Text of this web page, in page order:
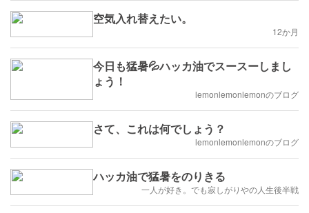
空気入れ替えたい。
12か月
今日も猛暑💦ハッカ油でスースーしまし
ょう！
lemonlemonlemonのブログ
さて、これは何でしょう？
lemonlemonlemonのブログ
ハッカ油で猛暑をのりきる
一人が好き。でも寂しがりやの人生後半戦